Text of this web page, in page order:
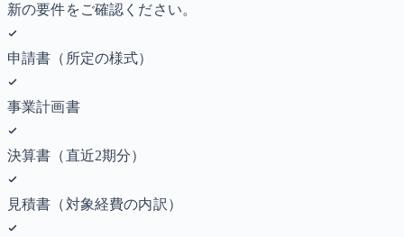
新の要件をご確認ください。
申請書（所定の様式）
事業計画書
決算書（直近2期分）
見積書（対象経費の内訳）